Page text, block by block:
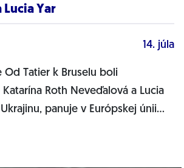
Lucia Yar
14. júla
Od Tatier k Bruselu boli
Roth Neveďalová a Lucia
panuje v Európskej únii
poslednom samite lídrov...